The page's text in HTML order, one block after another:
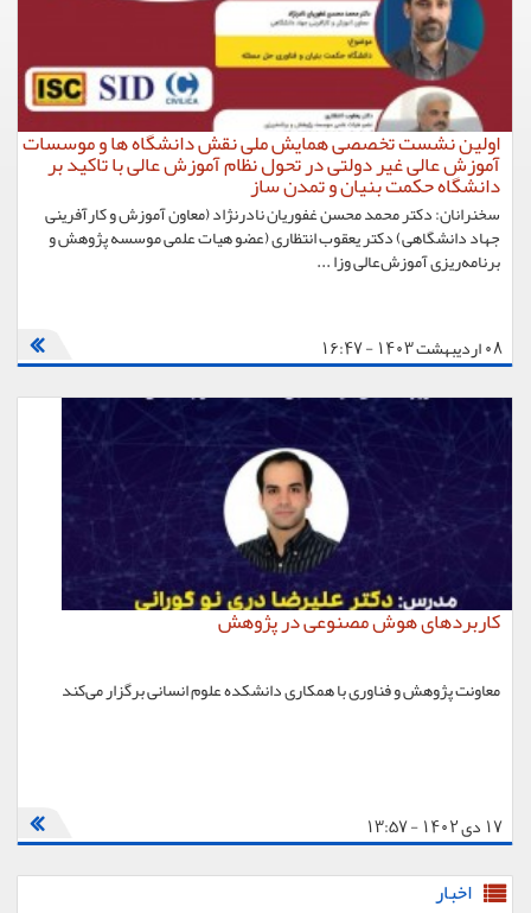
اولین نشست تخصصی همایش ملی نقش دانشگاه ها و موسسات
آموزش عالی غیر دولتی در تحول نظام آموزش عالی با تاکید بر
دانشگاه حکمت بنیان و تمدن ساز
سخنرانان: دکتر محمد محسن غفوریان نادرنژاد (معاون آموزش و کارآفرینی
جهاد دانشگاهی) دکتر یعقوب انتظاری (عضو هیات علمی موسسه پژوهش و
برنامه‌ریزی آموزش‌عالی وزا ...
08 اردیبهشت 1403 - 16:47
کاربردهای هوش مصنوعی در پژوهش
معاونت پژوهش و فناوری با همکاری دانشکده علوم انسانی برگزار می‌کند
17 دی 1402 - 13:57
اخبار